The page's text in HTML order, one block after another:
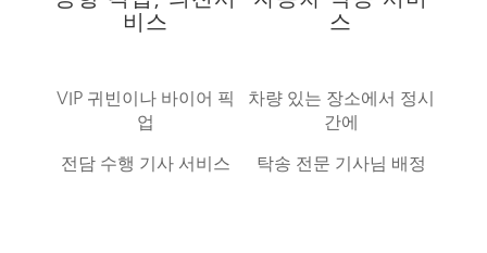
비스
VIP 귀빈이나 바이어 픽
업
전담 수행 기사 서비스
스
차량 있는 장소에서 정시
간에
탁송 전문 기사님 배정